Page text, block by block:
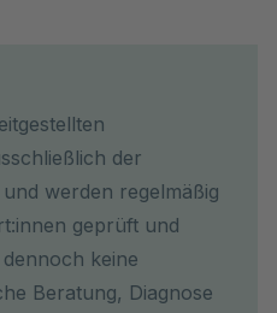
der
werden regelmäßig
geprüft und
keine
Beratung, Diagnose